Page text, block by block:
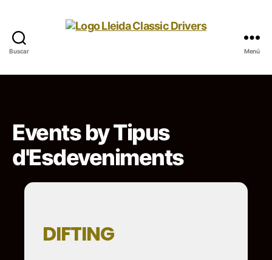
Buscar
Classic
Menú
Events by Tipus
d'Esdeveniments
DIFTING